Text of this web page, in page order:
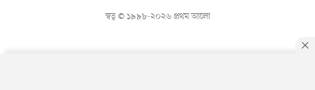
স্বত্ব © ১৯৯৮-২০২৬ প্রথম আলো